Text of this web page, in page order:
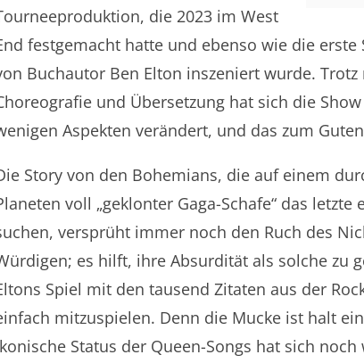
die 2023 im West
festgemacht hatte und ebenso wie die erste
Buchautor Ben Elton inszeniert wurde. Trotz
und Übersetzung hat sich die
Aspekten verändert, und das zum
Story von den Bohemians, die auf einem
voll „geklonter Gaga-Schafe“ das
versprüht immer noch den Ruch des
es hilft, ihre Absurdität als solche zu
Spiel mit den tausend Zitaten aus der
mitzuspielen. Denn die Mucke ist halt
Status der Queen-Songs hat sich